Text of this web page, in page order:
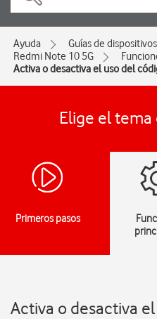
Ayuda Guías de dispositivos
Redmi Note 10 5G
Activa o desactiva el uso del
Elige el
Primeros pasos
Activa o desactiva